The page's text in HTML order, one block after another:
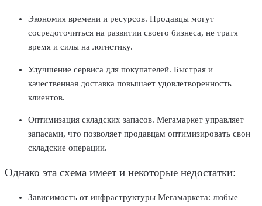
Экономия времени и ресурсов. Продавцы могут
сосредоточиться на развитии своего бизнеса, не тратя
время и силы на логистику.
Улучшение сервиса для покупателей. Быстрая и
качественная доставка повышает удовлетворенность
клиентов.
Оптимизация складских запасов. Мегамаркет управляет
запасами, что позволяет продавцам оптимизировать свои
складские операции.
Однако эта схема имеет и некоторые недостатки:
Зависимость от инфраструктуры Мегамаркета: любые